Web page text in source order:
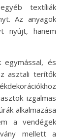
textíliák
Az anyagok
nyújt, hanem
egymással, és
asztali terítők
izgalmas
alkalmazása
a vendégek
mellett a